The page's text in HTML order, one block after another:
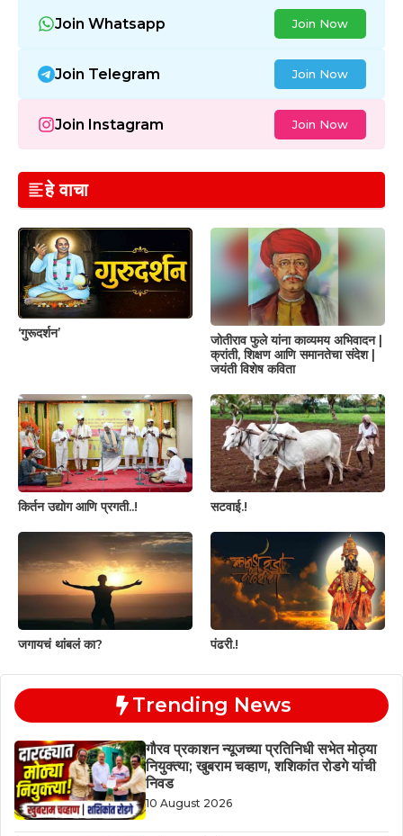
Join Whatsapp Join Now
Join Telegram Join Now
Join Instagram Join Now
हे वाचा
‘गुरूदर्शन’
जोतीराव फुले यांना काव्यमय अभिवादन |
क्रांती, शिक्षण आणि समानतेचा संदेश |
जयंती विशेष कविता
किर्तन उद्योग आणि प्रगती..! सटवाई.!
जगायचं थांबलं का? पंढरी.!
Trending News
गौरव प्रकाशन न्यूजच्या प्रतिनिधी सभेत मोठ्या
नियुक्त्या; खुबराम चव्हाण, शशिकांत रोडगे यांची
निवड
10 August 2026